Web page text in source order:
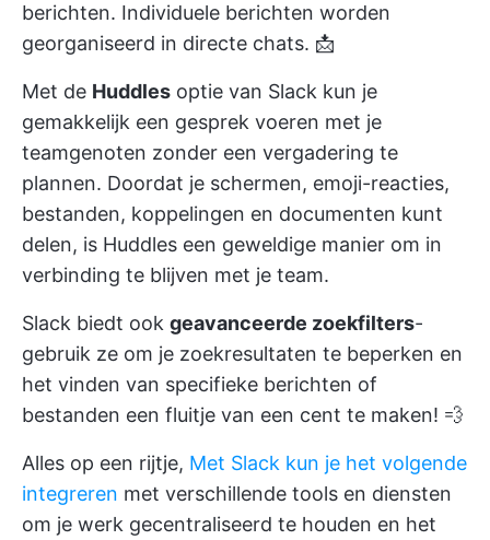
berichten. Individuele berichten worden
georganiseerd in directe chats. 📩
Met de Huddles optie van Slack kun je
gemakkelijk een gesprek voeren met je
teamgenoten zonder een vergadering te
plannen. Doordat je schermen, emoji-reacties,
bestanden, koppelingen en documenten kunt
delen, is Huddles een geweldige manier om in
verbinding te blijven met je team.
Slack biedt ook geavanceerde zoekfilters-
gebruik ze om je zoekresultaten te beperken en
het vinden van specifieke berichten of
bestanden een fluitje van een cent te maken! 💨
Alles op een rijtje, Met Slack kun je het volgende
integreren met verschillende tools en diensten
om je werk gecentraliseerd te houden en het